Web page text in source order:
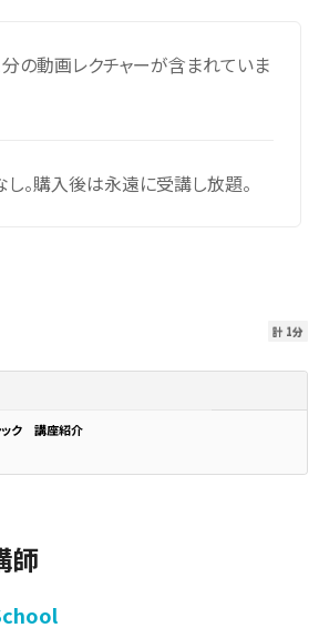
分の動画レクチャーが含まれていま
。購入後は永遠に受講し放題。
計 1分
ク 講座紹介
師